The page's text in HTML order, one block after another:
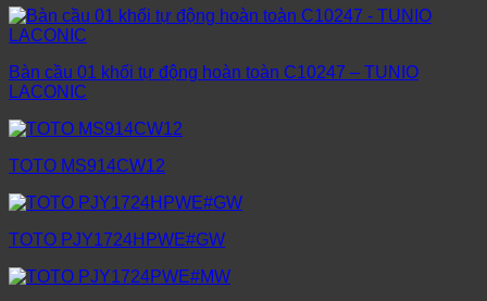
Bàn cầu 01 khối tự động hoàn toàn C10247 – TUNIO
LACONIC
TOTO MS914CW12
TOTO PJY1724HPWE#GW